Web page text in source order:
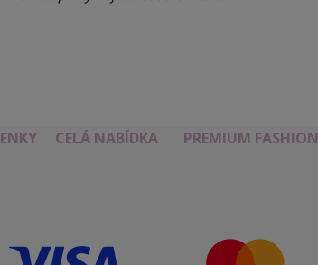
CELÁ NABÍDKA PREMIUM FASHION